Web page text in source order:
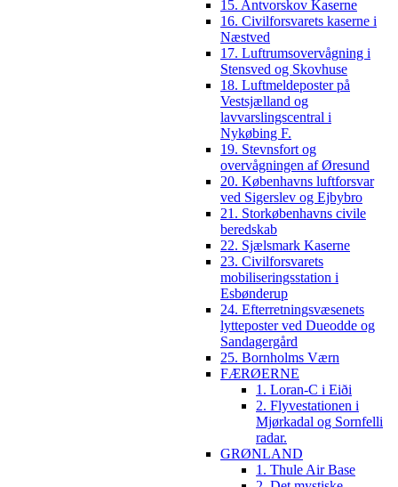
15. Antvorskov Kaserne
16. Civilforsvarets kaserne i
Næstved
17. Luftrumsovervågning i
Stensved og Skovhuse
18. Luftmeldeposter på
Vestsjælland og
lavvarslingscentral i
Nykøbing F.
19. Stevnsfort og
overvågningen af Øresund
20. Københavns luftforsvar
ved Sigerslev og Ejbybro
21. Storkøbenhavns civile
beredskab
22. Sjælsmark Kaserne
23. Civilforsvarets
mobiliseringsstation i
Esbønderup
24. Efterretningsvæsenets
lytteposter ved Dueodde og
Sandagergård
25. Bornholms Værn
FÆRØERNE
1. Loran-C i Eiði
2. Flyvestationen i
Mjørkadal og Sornfelli
radar.
GRØNLAND
1. Thule Air Base